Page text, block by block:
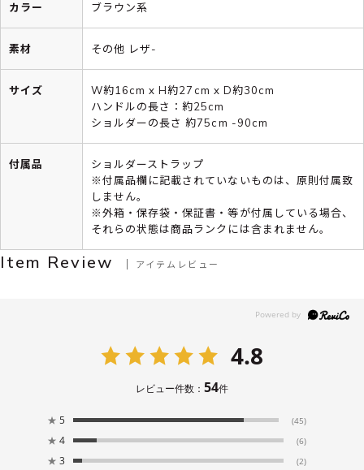
カラー ブラウン系
素材 その他 レザ-
サイズ
W約16cm x H約27cm x D約30cm
ハンドルの長さ：約25cm
ショルダーの長さ 約75cm -90cm
付属品
ショルダーストラップ
※付属品欄に記載されていないものは、原則付属致
しません。
※外箱・保存袋・保証書・等が付属している場合、
それらの状態は商品ランクには含まれません。
Item Review アイテムレビュー
4.8
レビュー件数： 54件
★ 5 (45)
★ 4 (6)
★ 3 (2)